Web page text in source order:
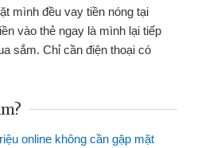
mình đều vay tiền nóng tại
vào thẻ ngay là mình lại tiếp
sắm. Chỉ cần điện thoại có
online không cần gặp mặt